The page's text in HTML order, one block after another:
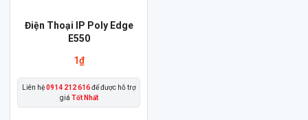
Điện Thoại IP Poly Edge
E550
1₫
Liên hệ0914 212 616để được hỗ trợ
giá Tốt Nhất